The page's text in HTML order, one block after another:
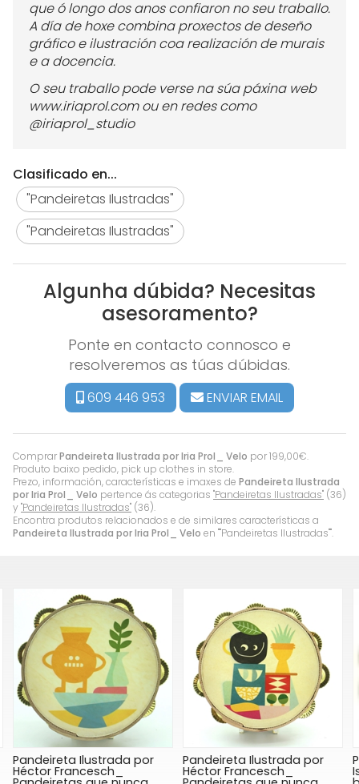
ComprarPandeireta Ilustrada por Iria Prol_ Velo por199,00€.
Produto baixo pedido, pick up clothes in store.
Prezo, información, características e imaxes de Pandeireta Ilustrada
por Iria Prol_ Velo pertence ás categorias "Pandeiretas Ilustradas" (36)
y "Pandeiretas Ilustradas" (36).
Encontra produtos relacionados e de similares características a
Pandeireta Ilustrada por Iria Prol_ Velo en ""Pandeiretas Ilustradas"".
que ó longo dos anos confiaron no seu traballo.
A día de hoxe combina proxectos de deseño
gráfico e ilustración coa realización de murais
e a docencia.
O seu traballo pode verse na súa páxina web
www.iriaprol.com ou en redes como
@iriaprol_studio
Clasificado en...
"Pandeiretas Ilustradas"
"Pandeiretas Ilustradas"
Algunha dúbida? Necesitas
asesoramento?
Ponte en contacto connosco e
resolveremos as túas dúbidas.
609 446 953 ENVIAR EMAIL
Pandeireta Ilustrada por
Héctor Francesch_
Pandeireta Ilustrada por
Isabel Camarasa_ Tigre